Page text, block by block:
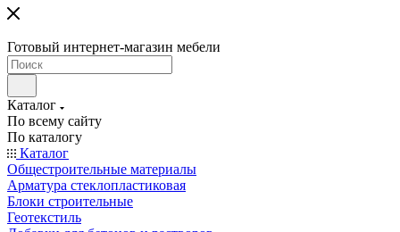
Готовый интернет-магазин мебели
Каталог
По всему сайту
По каталогу
Каталог
Общестроительные материалы
Арматура стеклопластиковая
Блоки строительные
Геотекстиль